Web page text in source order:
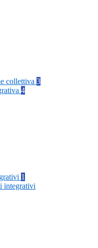
collettiva 3
4
1
integrativi